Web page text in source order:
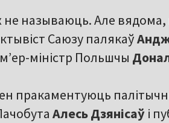
не называюць. Але
Саюзу палякаў
міністр Польшчы
пракаментуюць
Алесь Дзянісаў і